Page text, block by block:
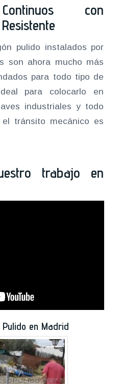
con
pulido instalados por
son ahora mucho más
para todo tipo de
para colocarlo en
industriales y todo
tránsito mecánico es
trabajo en
en Madrid